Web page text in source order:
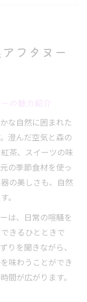
心身のリラッ
ヌーンティー
ティーの相性を
の楽しみ方と
過ごし方を提
ーブティーの魅
おすすめポイ
フタヌー
な自然に囲まれた
澄んだ空気と森の
茶、スイーツの味
の季節食材を使っ
の美しさも、自然
。
は、日常の喧騒を
きるひとときで
りを聞きながら、
味わうことができ
間が広がります。